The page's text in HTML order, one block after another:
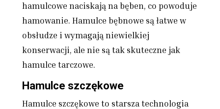
hamulcowe naciskają na bęben, co powoduje
hamowanie. Hamulce bębnowe są łatwe w
obsłudze i wymagają niewielkiej
konserwacji, ale nie są tak skuteczne jak
hamulce tarczowe.
Hamulce szczękowe
Hamulce szczękowe to starsza technologia